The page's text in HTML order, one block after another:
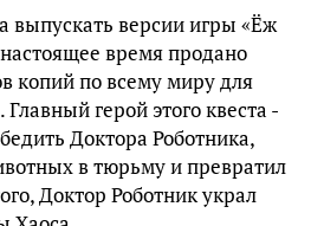
выпускать версии игры «Ёж
время продано
копий по всему миру для
герой этого квеста -
Доктора Роботника,
в тюрьму и превратил
Доктор Роботник украл